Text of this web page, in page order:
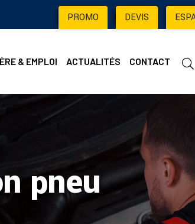
PROMO | DEVIS |
& EMPLOI ACTUALITÉS CONTACT
pneu